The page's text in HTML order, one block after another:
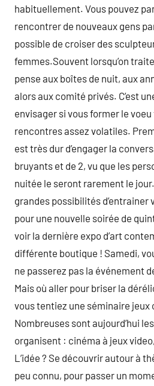
habituellement. Vous pouvez
rencontrer de nouveaux gens
possible de croiser des
femmes.Souvent lorsqu’on
pense aux boîtes de nuit, aux
alors aux comité privés. C’est
envisager si vous former le
rencontres assez volatiles.
est très dur d’engager la
bruyants et de 2, vu que les
nuitée le seront rarement le
grandes possibilités d’entrainer
pour une nouvelle soirée de
voir la dernière expo d’art
différente boutique ! Samedi,
ne passerez pas la événement
Mais où aller pour briser la
vous tentiez une séminaire jeux
Nombreuses sont aujourd’hui
organisent : cinéma à jeux
L’idée ? Se découvrir autour à
peu connu, pour passer un